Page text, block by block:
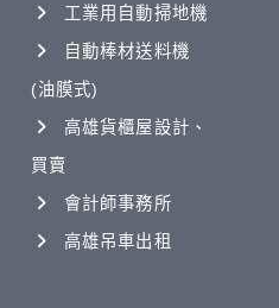
工業用自動掃地機
自動棒材送料機
(油膜式)
高雄貨櫃屋設計、
買賣
會計師事務所
高雄吊車出租